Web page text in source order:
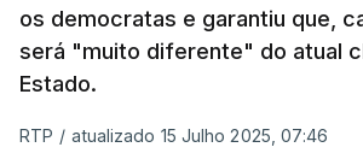
os democratas e garantiu que,
será "muito diferente" do atual
Estado.
RTP / atualizado 15 Julho 2025, 07:46